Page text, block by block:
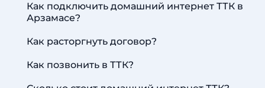
Как подключить домашний интернет ТТК в
Арзамасе?
Как расторгнуть договор?
Как позвонить в ТТК?